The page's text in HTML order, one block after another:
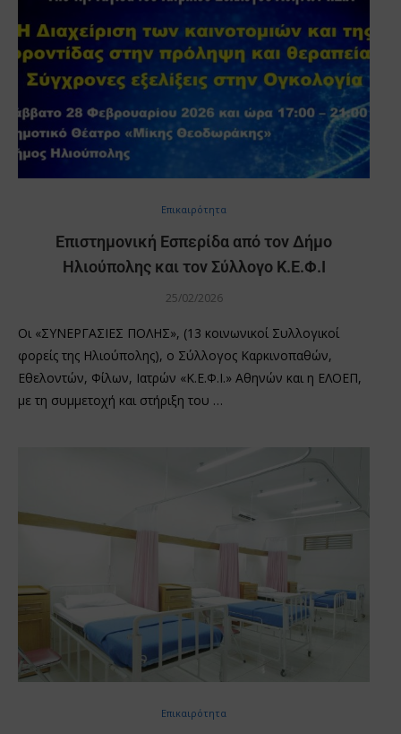
Επικαιρότητα
Επιστημονική Εσπερίδα από τον Δήμο
Ηλιούπολης και τον Σύλλογο Κ.Ε.Φ.Ι
25/02/2026
Οι «ΣΥΝΕΡΓΑΣΙΕΣ ΠΟΛΗΣ», (13 κοινωνικοί Συλλογικοί
φορείς της Ηλιούπολης), ο Σύλλογος Καρκινοπαθών,
Εθελοντών, Φίλων, Ιατρών «Κ.Ε.Φ.Ι.» Αθηνών και η ΕΛΟΕΠ,
με τη συμμετοχή και στήριξη του …
Επικαιρότητα